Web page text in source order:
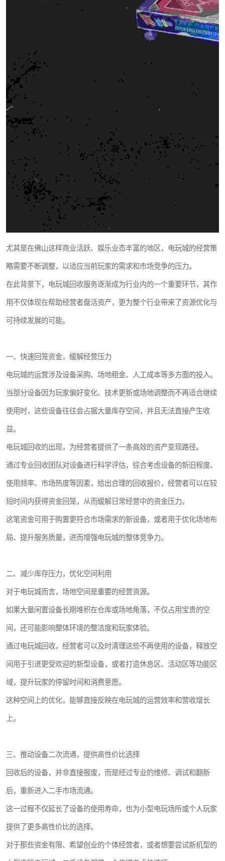
尤其是在佛山这样商业活跃、娱乐业态丰富的地区，电玩城的经营策
略需要不断调整，以适应当前玩家的需求和市场竞争的压力。
在此背景下，电玩城回收服务逐渐成为行业内的一个重要环节，其作
用不仅体现在帮助经营者盘活资产，更为整个行业带来了资源优化与
可持续发展的可能。
一、快速回笼资金，缓解经营压力
电玩城的运营涉及设备采购、场地租金、人工成本等多方面的投入。
当部分设备因为玩家偏好变化、技术更新或场地调整而不再适合继续
使用时，这些设备往往会占据大量库存空间，并且无法直接产生收
益。
电玩城回收的出现，为经营者提供了一条高效的资产变现路径。
通过专业回收团队对设备进行科学评估，综合考虑设备的新旧程度、
使用频率、市场热度等因素，给出合理的回收报价，经营者可以在较
短时间内获得资金回笼，从而缓解日常经营中的资金压力。
这笔资金可用于购置更符合市场需求的新设备，或者用于优化场地布
局、提升服务质量，进而增强电玩城的整体竞争力。
二、减少库存压力，优化空间利用
对于电玩城而言，场地空间是重要的经营资源。
如果大量闲置设备长期堆积在仓库或场地角落，不仅占用宝贵的空
间，还可能影响整体环境的整洁度和玩家体验。
通过电玩城回收，经营者可以及时清理这些不再使用的设备，释放空
间用于引进更受欢迎的新型设备，或者打造休息区、活动区等功能区
域，提升玩家的停留时间和消费意愿。
这种空间上的优化，能够直接反映在电玩城的运营效率和营收增长
上。
三、推动设备二次流通，提供高性价比选择
回收后的设备，并非直接报废，而是经过专业的维修、调试和翻新
后，重新进入二手市场流通。
这一过程不仅延长了设备的使用寿命，也为小型电玩场所或个人玩家
提供了更多高性价比的选择。
对于那些资金有限、希望创业的个体经营者，或者想要尝试新机型的